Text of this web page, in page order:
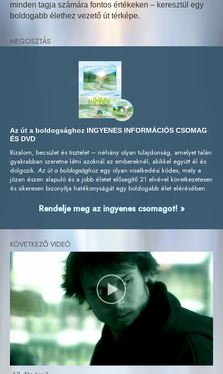
minden tagja számára fontos értékeken – keresztül egy
boldogabb élethez vezető út térképe.
MEGOSZTÁS
Az út a boldogsághoz INGYENES INFORMÁCIÓS CSOMAG
ÉS DVD
Bizalom, becsület és tisztelet – néhány olyan tulajdonság, amelyet talán
gyakrabban szeretne látni azoknál az embereknél, akikkel együtt él és
dolgozik. Az út a boldogsághoz egy olyan viselkedési kódex, mely a
józan észen alapuló és a jobb életet elősegítő 21 elvével következetesen
és sikeresen bizonyítja hatékonyságát egy boldogabb élet elérésében.
Rendelje meg az ingyenes csomagot! »